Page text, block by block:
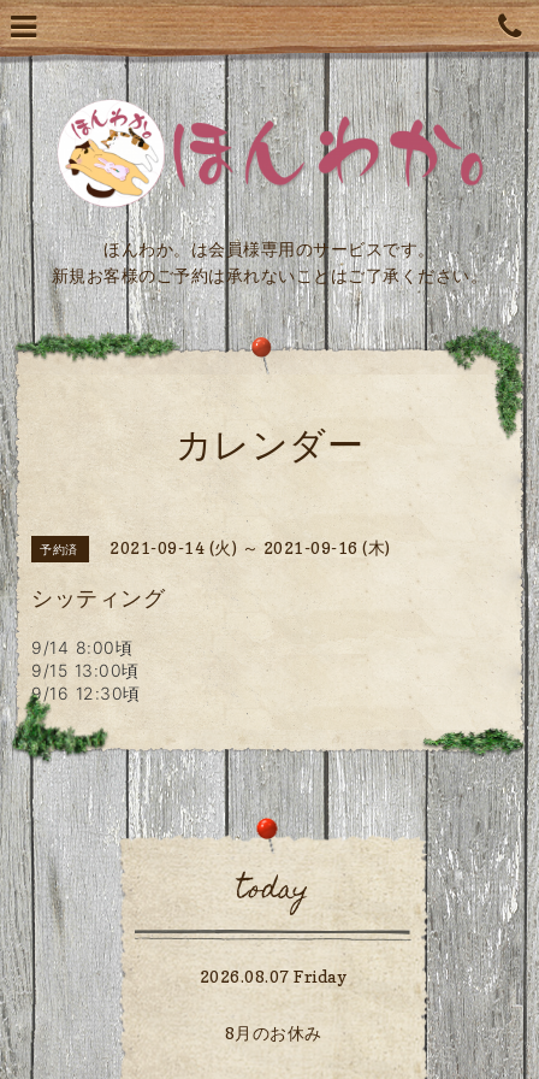
ほんわか。は会員様専用のサービスです。
新規お客様のご予約は承れないことはご了承ください。
カレンダー
予約済 2021-09-14 (火) ～ 2021-09-16 (木)
シッティング
9/14 8:00頃
9/15 13:00頃
9/16 12:30頃
today
2026.08.07 Friday
8月のお休み